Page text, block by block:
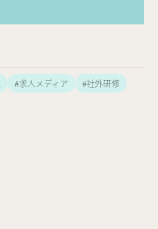
#求人メディア
#社外研修